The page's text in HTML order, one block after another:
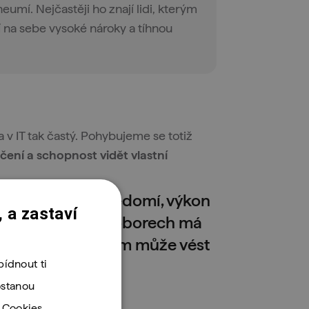
Nejčastěji ho znají lidi, kterým
sebe vysoké nároky a tíhnou
IT tak častý. Pohybujeme se totiž
a schopnost vidět vlastní
ovlivnit sebevědomí, výkon
oborech má
a časem může vést
a zastaví
ti